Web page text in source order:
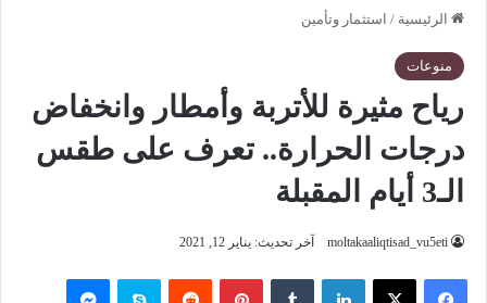
الرئيسية / استثمار وتأمين
منوعات
رياح مثيرة للأتربة وأمطار وانخفاض
درجات الحرارة.. تعرف على طقس
الـ3 أيام المقبلة
moltakaaliqtisad_vu5eti آخر تحديث: يناير 12, 2021
فيسبوك ‫X لينكدإن بينتيريست سكايب